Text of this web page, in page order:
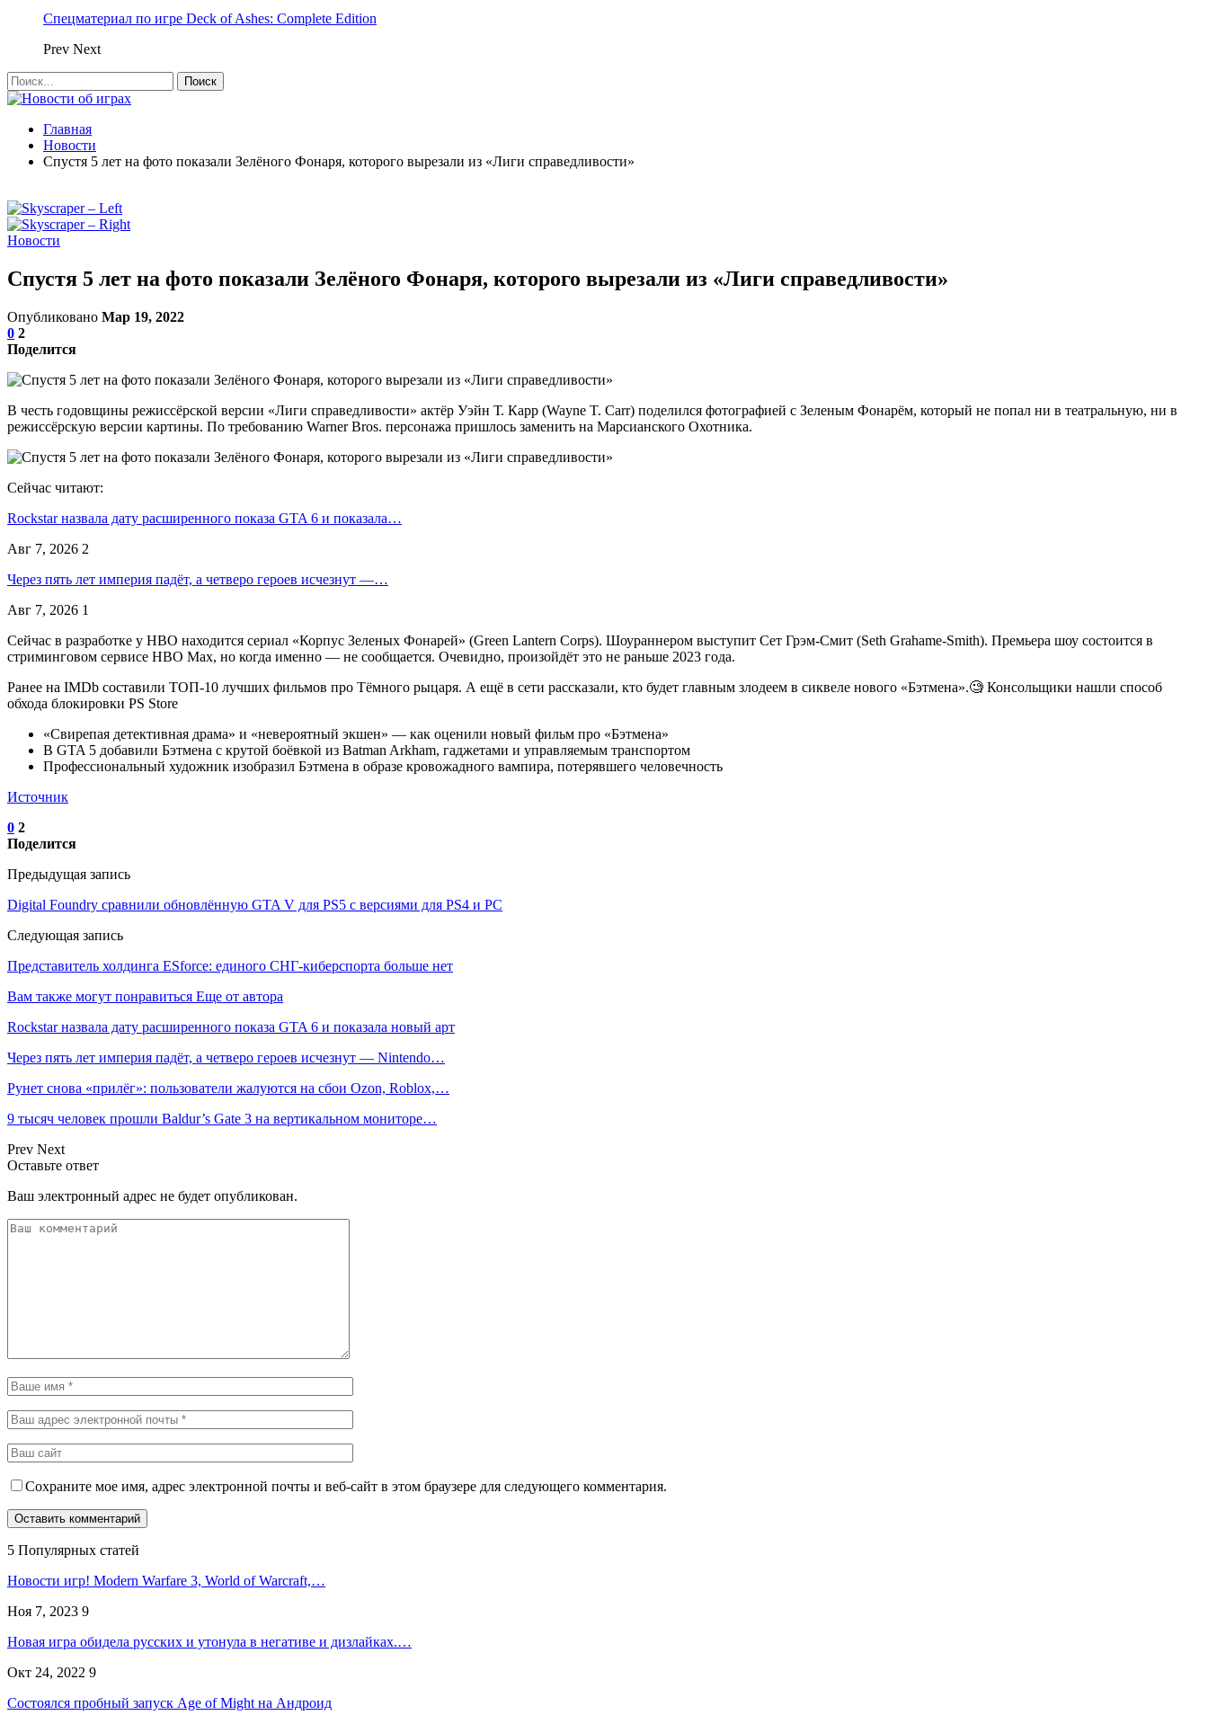
Спецматериал по игре Deck of Ashes: Complete Edition
Prev Next
Главная
Новости
Спустя 5 лет на фото показали Зелёного Фонаря, которого вырезали из «Лиги справедливости»
Новости
Спустя 5 лет на фото показали Зелёного Фонаря, которого вырезали из «Лиги справедливости»
Опубликовано Мар 19, 2022
0 2
Поделится
В честь годовщины режиссёрской версии «Лиги справедливости» актёр Уэйн Т. Карр (Wayne T. Carr) поделился фотографией с Зеленым Фонарём, который не попал ни в театральную, ни в
режиссёрскую версии картины. По требованию Warner Bros. персонажа пришлось заменить на Марсианского Охотника.
Сейчас читают:
Rockstar назвала дату расширенного показа GTA 6 и показала…
Авг 7, 2026 2
Через пять лет империя падёт, а четверо героев исчезнут —…
Авг 7, 2026 1
Сейчас в разработке у HBO находится сериал «Корпус Зеленых Фонарей» (Green Lantern Corps). Шоураннером выступит Сет Грэм-Смит (Seth Grahame-Smith). Премьера шоу состоится в
стриминговом сервисе HBO Max, но когда именно — не сообщается. Очевидно, произойдёт это не раньше 2023 года.
Ранее на IMDb составили ТОП-10 лучших фильмов про Тёмного рыцаря. А ещё в сети рассказали, кто будет главным злодеем в сиквеле нового «Бэтмена».🧐 Консольщики нашли способ
обхода блокировки PS Store
«Свирепая детективная драма» и «невероятный экшен» — как оценили новый фильм про «Бэтмена»
В GTA 5 добавили Бэтмена с крутой боёвкой из Batman Arkham, гаджетами и управляемым транспортом
Профессиональный художник изобразил Бэтмена в образе кровожадного вампира, потерявшего человечность
Источник
0 2
Поделится
Предыдущая запись
Digital Foundry сравнили обновлённую GTA V для PS5 с версиями для PS4 и PC
Следующая запись
Представитель холдинга ESforce: единого СНГ-киберспорта больше нет
Вам также могут понравиться Еще от автора
Rockstar назвала дату расширенного показа GTA 6 и показала новый арт
Через пять лет империя падёт, а четверо героев исчезнут — Nintendo…
Рунет снова «прилёг»: пользователи жалуются на сбои Ozon, Roblox,…
9 тысяч человек прошли Baldur’s Gate 3 на вертикальном мониторе…
Prev Next
Оставьте ответ
Ваш электронный адрес не будет опубликован.
Сохраните мое имя, адрес электронной почты и веб-сайт в этом браузере для следующего комментария.
5 Популярных статей
Новости игр! Modern Warfare 3, World of Warcraft,…
Ноя 7, 2023 9
Новая игра обидела русских и утонула в негативе и дизлайках.…
Окт 24, 2022 9
Состоялся пробный запуск Age of Might на Андроид